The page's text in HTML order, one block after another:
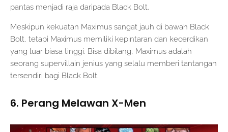
pantas menjadi raja daripada Black Bolt.
Meskipun kekuatan Maximus sangat jauh di bawah Black
Bolt, tetapi Maximus memiliki kepintaran dan kecerdikan
yang luar biasa tinggi. Bisa dibilang, Maximus adalah
seorang supervillain jenius yang selalu memberi tantangan
tersendiri bagi Black Bolt.
6. Perang Melawan X-Men